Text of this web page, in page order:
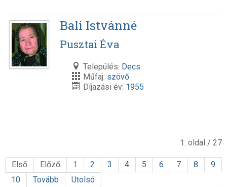
Bali Istvánné
Pusztai Éva
Település: Decs
Műfaj: szövő
Díjazási év: 1955
1. oldal / 27
Első Előző 1 2 3 4 5 6 7 8
9
10
Tovább Utolsó